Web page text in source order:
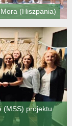
(Hiszpania)
(MSS) projektu